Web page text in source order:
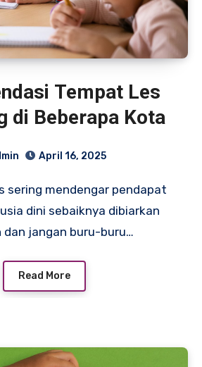
Tempat Les
di Beberapa Kota
April 16, 2025
dini sebaiknya dibiarkan
dan jangan buru-buru…
Read More